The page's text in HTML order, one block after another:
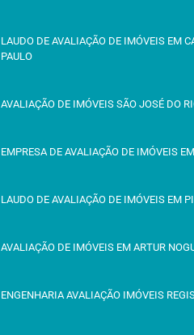
LAUDO DE AVALIAÇÃO DE IMÓVEIS EM
PAULO
AVALIAÇÃO DE IMÓVEIS SÃO JOSÉ DO
EMPRESA DE AVALIAÇÃO DE IMÓVEIS
LAUDO DE AVALIAÇÃO DE IMÓVEIS EM
AVALIAÇÃO DE IMÓVEIS EM ARTUR
ENGENHARIA AVALIAÇÃO IMÓVEIS